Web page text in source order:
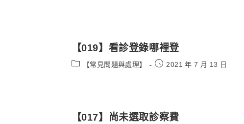
【019】看診登錄哪裡登
Post
【常見問題與處理】
Post2021 年 7 月 13 日
【017】尚未選取診察費